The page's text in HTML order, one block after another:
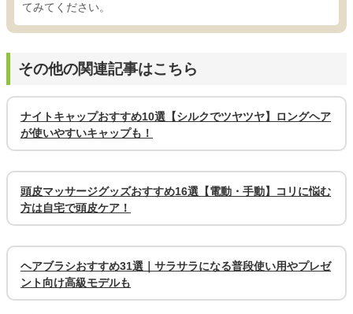
てみてください。
その他の関連記事はこちら
ナイトキャップおすすめ10選【シルクでツヤツヤ】ロングヘア
が使いやすいキャップも！
頭皮マッサージグッズおすすめ16選【電動・手動】コリに悩む
方は自宅で頭皮ケア！
ヘアブラシおすすめ31選｜サラサラになる普段使い用やプレゼ
ント向け高級モデルも